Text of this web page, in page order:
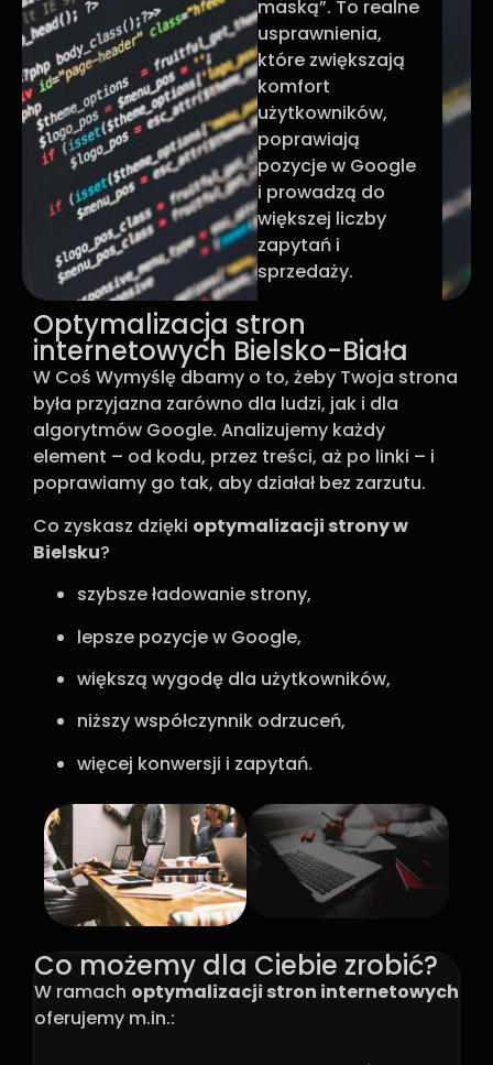
maską”. To realne
usprawnienia,
które zwiększają
komfort
użytkowników,
poprawiają
pozycje w Google
i prowadzą do
większej liczby
zapytań i
sprzedaży.
Optymalizacja stron
internetowych Bielsko-Biała
W Coś Wymyślę dbamy o to, żeby Twoja strona
była przyjazna zarówno dla ludzi, jak i dla
algorytmów Google. Analizujemy każdy
element – od kodu, przez treści, aż po linki – i
poprawiamy go tak, aby działał bez zarzutu.
Co zyskasz dzięki optymalizacji strony w
Bielsku?
szybsze ładowanie strony,
lepsze pozycje w Google,
większą wygodę dla użytkowników,
niższy współczynnik odrzuceń,
więcej konwersji i zapytań.
Co możemy dla Ciebie zrobić?
W ramach optymalizacji stron internetowych
oferujemy m.in.: